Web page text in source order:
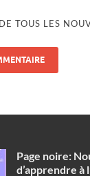
TOUS LES
Page noire:
d’apprendre à